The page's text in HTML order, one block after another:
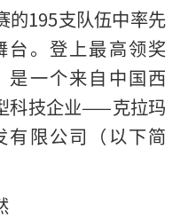
的195支队伍中率先
台。登上最高领奖
是一个来自中国西
科技企业——克拉玛
有限公司（以下简